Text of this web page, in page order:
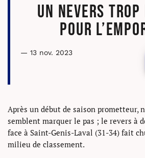
Un Nevers
pour
— 13 nov. 2023
Après un début de saison prometteur,
semblent marquer le pas ; le revers à
face à Saint-Genis-Laval (31-34) fait
milieu de classement.